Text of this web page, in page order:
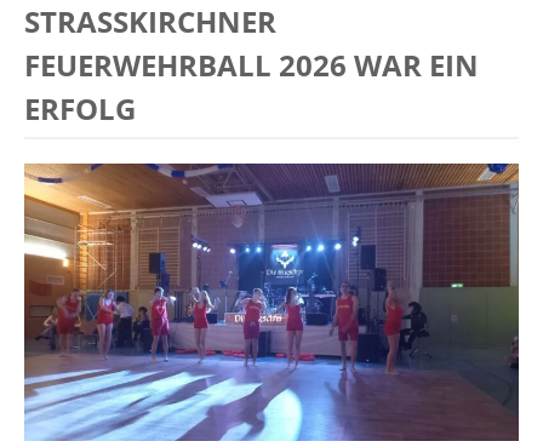
STRASSKIRCHNER F
EUERWEHRBALL 2026 WAR EIN E
RFOLG